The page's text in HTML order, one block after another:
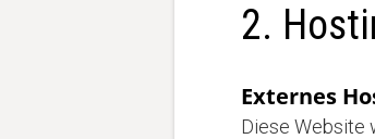
2.
Externes
Diese Website